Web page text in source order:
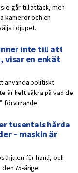
går till attack, men
kameror och en
i djupet.
inte till att
visar en enkät
använda politiskt
är helt säkra på vad de
förvirrande.
tusentals hårda
– maskin är
för hand, och
75-årige